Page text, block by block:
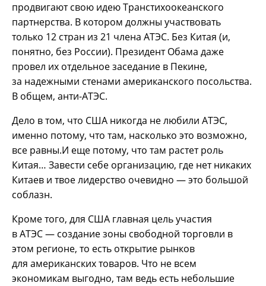
продвигают свою идею Транстихоокеанского
партнерства. В котором должны участвовать
только 12 стран из 21 члена АТЭС. Без Китая (и,
понятно, без России). Президент Обама даже
провел их отдельное заседание в Пекине,
за надежными стенами американского посольства.
В общем, анти-АТЭС.
Дело в том, что США никогда не любили АТЭС,
именно потому, что там, насколько это возможно,
все равны.И еще потому, что там растет роль
Китая… Завести себе организацию, где нет никаких
Китаев и твое лидерство очевидно — это большой
соблазн.
Кроме того, для США главная цель участия
в АТЭС — создание зоны свободной торговли в
этом регионе, то есть открытие рынков
для американских товаров. Что не всем
экономикам выгодно, там ведь есть небольшие